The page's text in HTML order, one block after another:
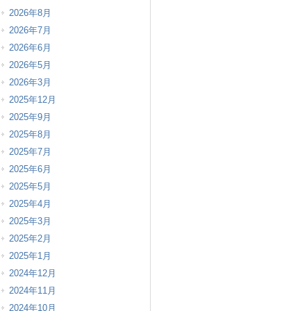
2026年8月
2026年7月
2026年6月
2026年5月
2026年3月
2025年12月
2025年9月
2025年8月
2025年7月
2025年6月
2025年5月
2025年4月
2025年3月
2025年2月
2025年1月
2024年12月
2024年11月
2024年10月